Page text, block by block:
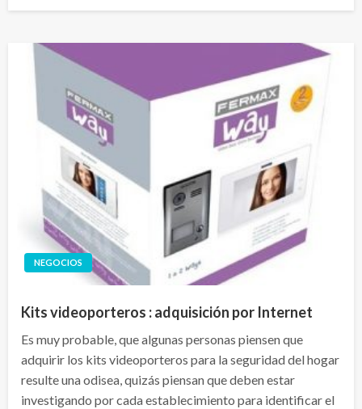
NEGOCIOS
Kits videoporteros : adquisición por Internet
Es muy probable, que algunas personas piensen que
adquirir los kits videoporteros para la seguridad del hogar
resulte una odisea, quizás piensan que deben estar
investigando por cada establecimiento para identificar el